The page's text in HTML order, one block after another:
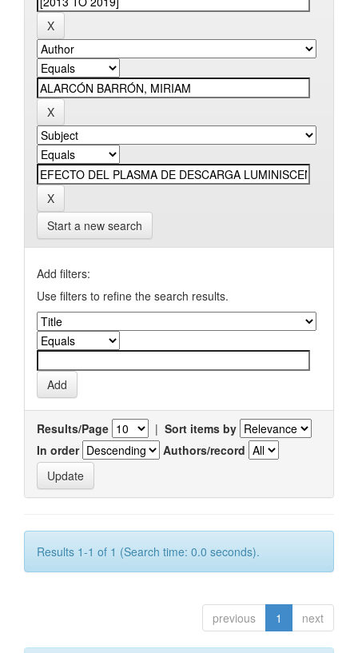
Start a new search
Add filters:
Use filters to refine the search results.
Results/Page | Sort items by
In order
Authors/record
Results 1-1 of 1 (Search time: 0.0 seconds).
previous 1 next